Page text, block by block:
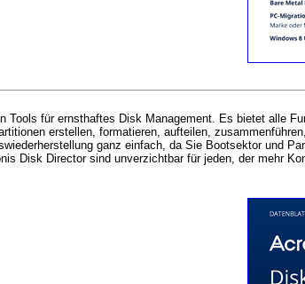
Tools für ernsthaftes Disk Management. Es bietet alle
erstellen, formatieren, aufteilen,
ganz einfach, da Sie Bootsektor und
Disk Director sind unverzichtbar für jeden, der mehr